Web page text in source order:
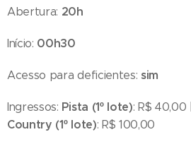
Abertura: 20h
Início: 00h30
Acesso para deficientes: sim
Ingressos: Pista (1º lote): R$ 40,00 |
Country (1º lote): R$ 100,00